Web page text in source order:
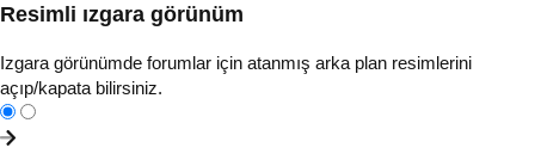
Resimli ızgara görünüm
Izgara görünümde forumlar için atanmış arka plan resimlerini
açıp/kapata bilirsiniz.